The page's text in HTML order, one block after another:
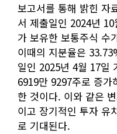
보고서를 통해 밝힌 자
서 제출일인 2024년
가 보유한 보통주식 수
이때의 지분율은
일인 2025년 4월 17일
6919만 9297주로 증
한 것이다. 이와 같은
이고 장기적인 투자 유
로 기대된다.